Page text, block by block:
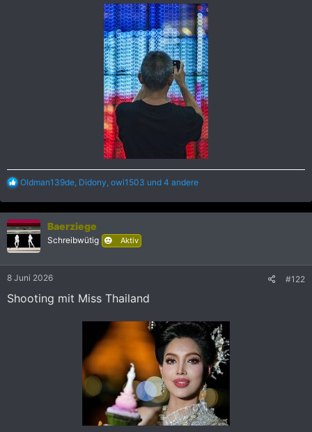
R
a
k
t
i
o
n
Oldman139de Didony owi1503 und 4 andere
Baerziege
Schreibwütig Aktiv
8 Juni 2026 #122
Shooting mit Miss Thailand